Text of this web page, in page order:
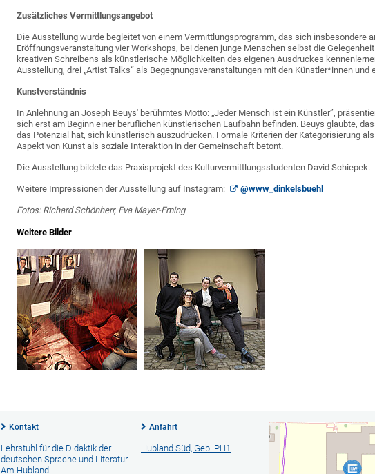
Zusätzliches Vermittlungsangebot
Die Ausstellung wurde begleitet von einem Vermittlungsprogramm, das sich insbesondere
Eröffnungsveranstaltung vier Workshops, bei denen junge Menschen selbst die
kreativen Schreibens als künstlerische Möglichkeiten des eigenen Ausdruckes
Ausstellung, drei „Artist Talks“ als Begegnungsveranstaltungen mit den Künstler*innen und
Kunstverständnis
In Anlehnung an Joseph Beuys' berühmtes Motto: „Jeder Mensch ist ein Künstler”,
sich erst am Beginn einer beruflichen künstlerischen Laufbahn befinden. Beuys glaubte,
das Potenzial hat, sich künstlerisch auszudrücken. Formale Kriterien der Kategorisierung
Aspekt von Kunst als soziale Interaktion in der Gemeinschaft betont.
Die Ausstellung bildete das Praxisprojekt des Kulturvermittlungsstudenten David Schiepek.
Weitere Impressionen der Ausstellung auf Instagram: @www_dinkelsbuehl
Fotos: Richard Schönherr, Eva Mayer-Eming
Weitere Bilder
Kontakt
Lehrstuhl für die Didaktik der
deutschen Sprache und Literatur
Am Hubland
Anfahrt
Hubland Süd, Geb. PH1